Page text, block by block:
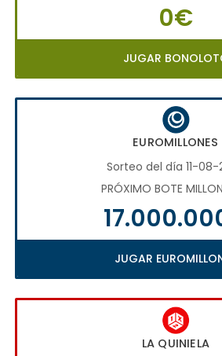
0€
JUGAR
EUROMILLONES
Sorteo del día 11-08-
PRÓXIMO BOTE
JUGAR
LA QUINIELA